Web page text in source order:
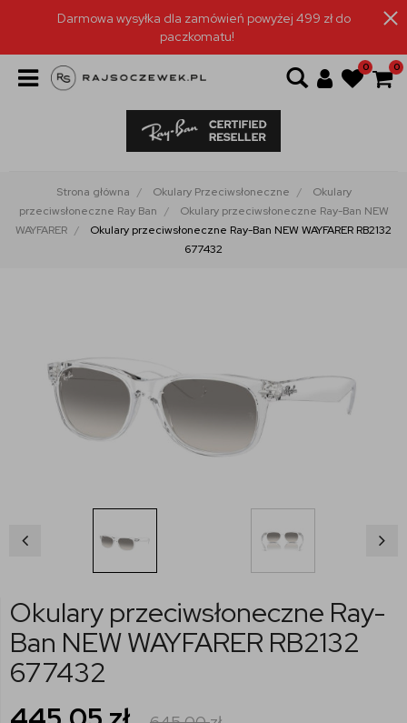
Darmowa wysyłka dla zamówień powyżej 499 zł do
paczkomatu!
0 0
Strona główna Okulary Przeciwsłoneczne
Okulary
przeciwsłoneczne Ray Ban
Okulary przeciwsłoneczne Ray-Ban NEW
WAYFARER
Okulary przeciwsłoneczne Ray-Ban NEW WAYFARER RB2132
677432
Okulary przeciwsłoneczne Ray-
Ban NEW WAYFARER RB2132
677432